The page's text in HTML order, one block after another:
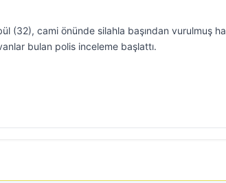
(32), cami önünde silahla başından vurulmuş
bulan polis inceleme başlattı.